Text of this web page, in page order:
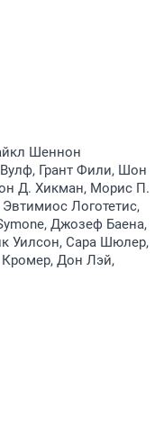
Шеннон
Грант Фили, Шон
Д. Хикман, Морис П.
Логотетис,
Джозеф Баена,
Уилсон, Сара Шюлер,
Кромер, Дон Лэй,